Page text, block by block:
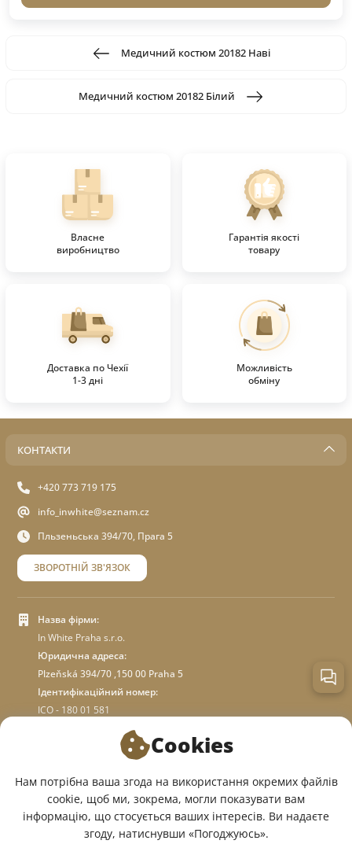
Медичний костюм 20182 Наві
Медичний костюм 20182 Білий
Власне
виробництво
Гарантія якості
товару
Доставка по Чехії
1-3 дні
Можливість
обміну
КОНТАКТИ
+420 773 719 175
info_inwhite@seznam.cz
Пльзеньська 394/70, Прага 5
ЗВОРОТНІЙ ЗВ'ЯЗОК
Назва фірми:
In White Praha s.r.o.
Юридична адреса:
Plzeňská 394/70 ,150 00 Praha 5
Ідентифікаційний номер:
ICO - 180 01 581
ПРО МАГАЗИН
МИ У СОЦМЕРЕЖАХ:
Cookies
Нам потрібна ваша згода на використання окремих файлів
cookie, щоб ми, зокрема, могли показувати вам
інформацію, що стосується ваших інтересів. Ви надаєте
згоду, натиснувши «Погоджуюсь».